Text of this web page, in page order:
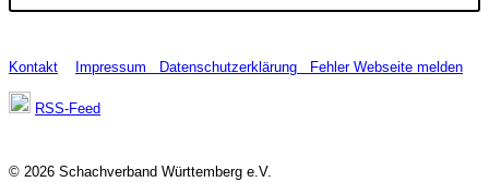
Kontakt Impressum Datenschutzerklärung Fehler Webseite melden
RSS-Feed
© 2026 Schachverband Württemberg e.V.